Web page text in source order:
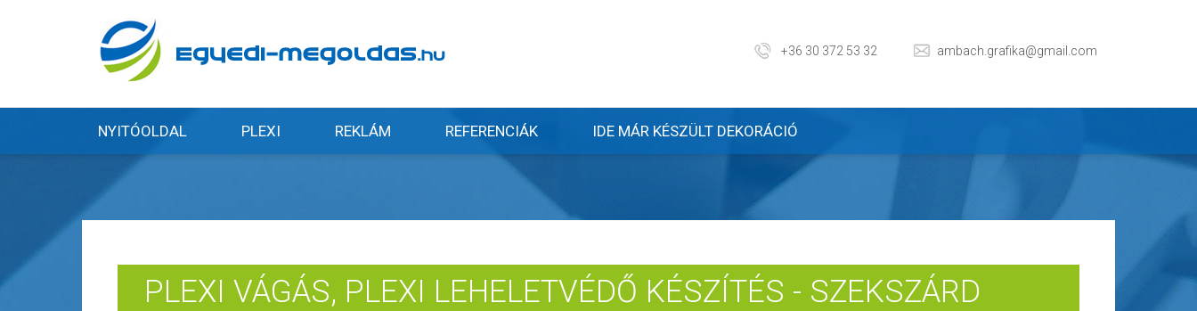
+36 30 372 53 32 ambach.grafika@gmail.com
NYITÓOLDAL PLEXI REKLÁM REFERENCIÁK IDE MÁR KÉSZÜLT DEKORÁCIÓ
PLEXI VÁGÁS, PLEXI LEHELETVÉDŐ KÉSZÍTÉS - SZEKSZÁRD